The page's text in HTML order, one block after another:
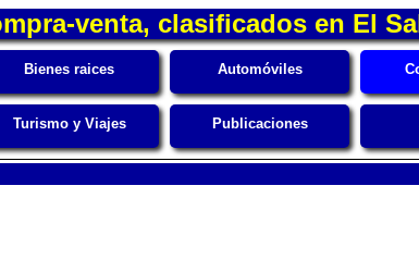
venta, clasificados en El
Bienes raices Automóviles
Turismo y Viajes Publicaciones